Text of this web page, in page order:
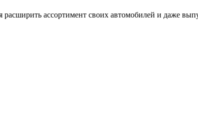
расширить ассортимент своих автомобилей и даже